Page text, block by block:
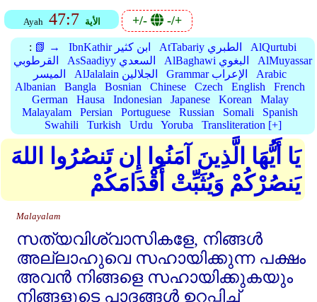
Ayah 47:7 الأية +/- -/+
: 📗 → IbnKathir ابن كثير AtTabariy الطبري
AlQurtubi
القرطوبي
AsSaadiyy السعدي AlBaghawi البغوي
AlMuyassar
الميسر
AlJalalain الجلالين Grammar الإعراب
Arabic
Albanian
Bangla Bosnian Chinese Czech English
French
German
Hausa Indonesian Japanese Korean
Malay
Malayalam
Persian Portuguese Russian Somali
Spanish
Swahili
Turkish Urdu Yoruba Transliteration [+]
يَا أَيُّهَا الَّذِينَ آمَنُوا إِن تَنصُرُوا اللهَ
يَنصُرْكُمْ وَيُثَبِّتْ أَقْدَامَكُمْ
Malayalam
സത്യവിശ്വാസികളേ, നിങ്ങള്‍
അല്ലാഹുവെ സഹായിക്കുന്ന പക്ഷം
അവന്‍ നിങ്ങളെ സഹായിക്കുകയും
നിങ്ങളുടെ പാദങ്ങള്‍ ഉറപ്പിച്ച്‌